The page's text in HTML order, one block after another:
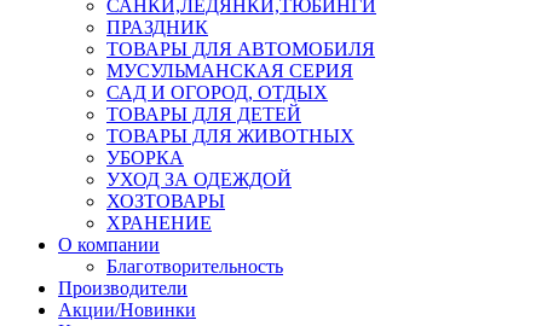
САНКИ,ЛЕДЯНКИ,ТЮБИНГИ
ПРАЗДНИК
ТОВАРЫ ДЛЯ АВТОМОБИЛЯ
МУСУЛЬМАНСКАЯ СЕРИЯ
САД И ОГОРОД, ОТДЫХ
ТОВАРЫ ДЛЯ ДЕТЕЙ
ТОВАРЫ ДЛЯ ЖИВОТНЫХ
УБОРКА
УХОД ЗА ОДЕЖДОЙ
ХОЗТОВАРЫ
ХРАНЕНИЕ
О компании
Благотворительность
Производители
Акции/Новинки